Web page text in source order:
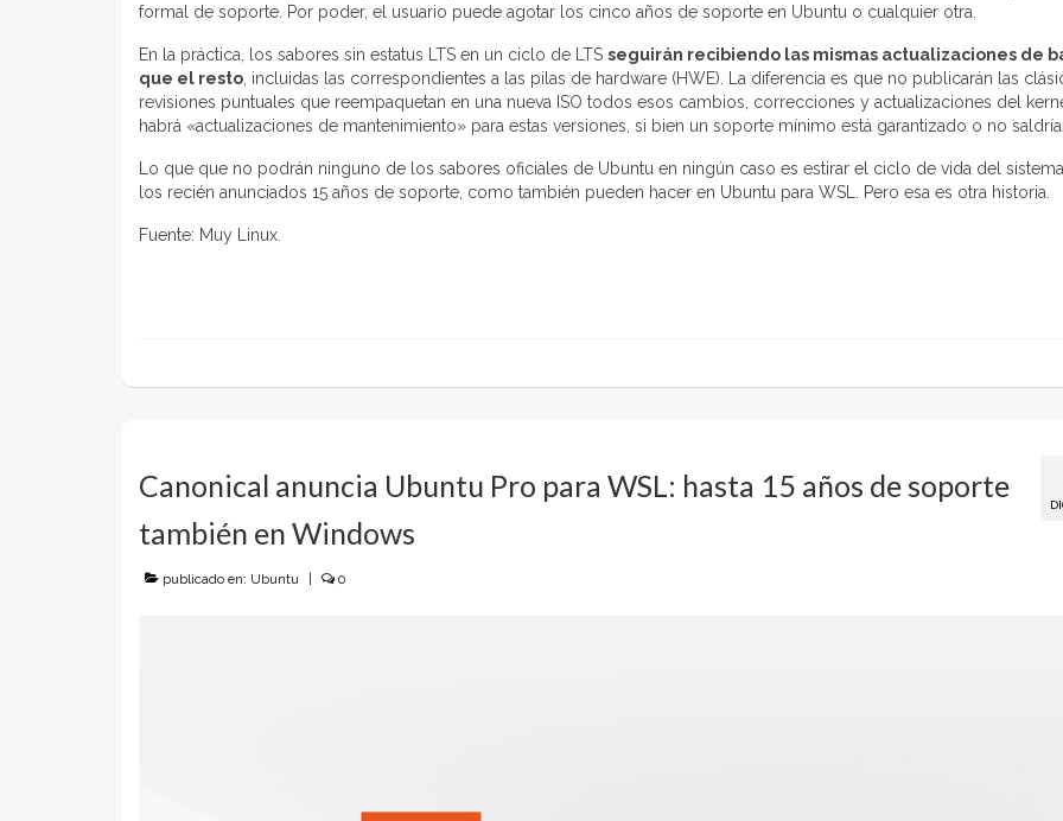
formal de soporte. Por poder, el usuario puede agotar los cinco años de soporte en Ubuntu o cualquier otra.
En la práctica, los sabores sin estatus LTS en un ciclo de LTS seguirán recibiendo las mismas actualizaciones de
que el resto , incluidas las correspondientes a las pilas de hardware (HWE). La diferencia es que no publicarán las
revisiones puntuales que reempaquetan en una nueva ISO todos esos cambios, correcciones y actualizaciones del
habrá «actualizaciones de mantenimiento» para estas versiones, si bien un soporte mínimo está garantizado o no
Lo que que no podrán ninguno de los sabores oficiales de Ubuntu en ningún caso es estirar el ciclo de vida del
los recién anunciados 15 años de soporte, como también pueden hacer en Ubuntu para WSL. Pero esa es otra historia.
Fuente: Muy Linux.
Canonical anuncia Ubuntu Pro para WSL: hasta 15 años de soporte
también en Windows
publicado en: Ubuntu 0